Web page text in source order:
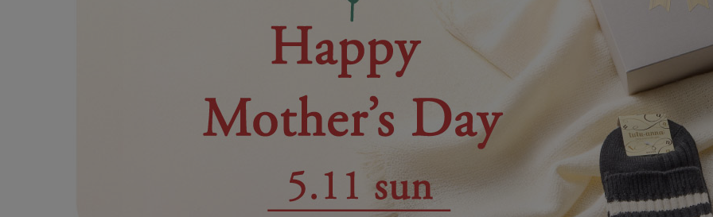
セールアイテム
その他から探す
お気に入り
新着アイテム